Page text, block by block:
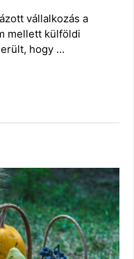
vállalkozás a
mellett külföldi
hogy …